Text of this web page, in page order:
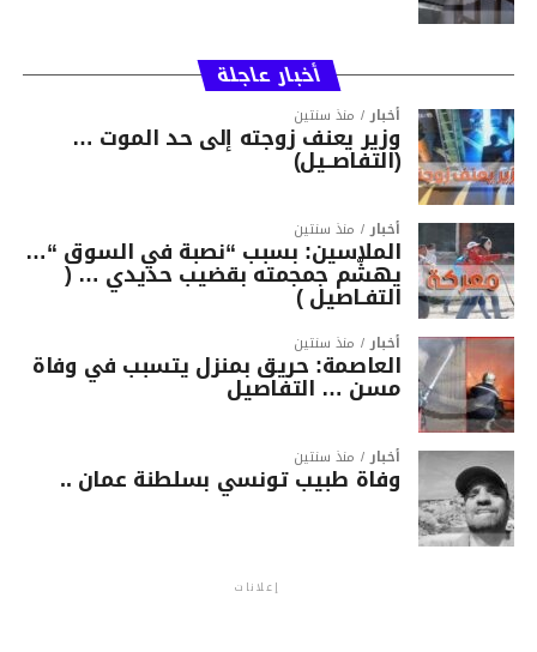
أخبار عاجلة
أخبار منذ سنتين
وزير يعنف زوجته إلى حد الموت …
(التفاصــيل)
أخبار منذ سنتين
الملاسين: بسبب “نصبة في السوق “…
يهشّم جمجمته بقضيب حديدي … (
التفـاصيل )
أخبار منذ سنتين
العاصمة: حريق بمنزل يتسبب في وفاة
مسن … التفاصيل
أخبار منذ سنتين
وفاة طبيب تونسي بسلطنة عمان ..
إعلانات